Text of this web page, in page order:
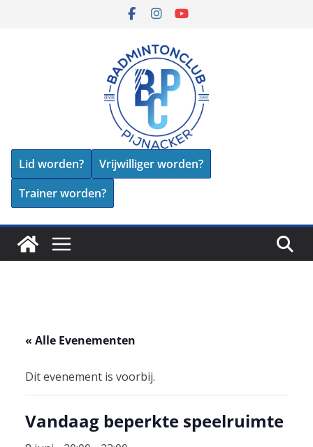
Lid worden?
Vrijwilliger worden?
Trainer worden?
« Alle Evenementen
Dit evenement is voorbij.
Vandaag beperkte speelruimte